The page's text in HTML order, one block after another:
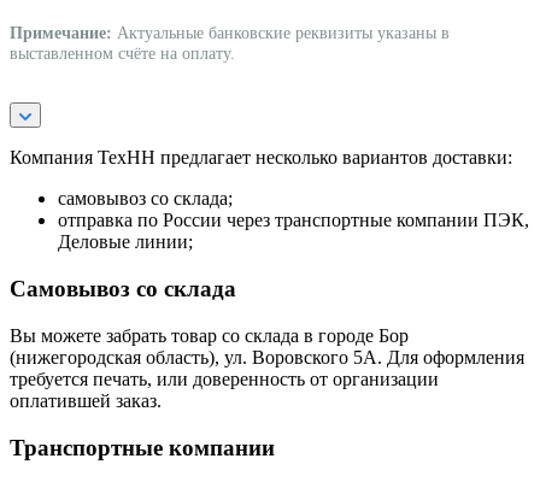
Примечание: Актуальные банковские реквизиты указаны в
выставленном счёте на оплату.
Компания ТехНН предлагает несколько вариантов доставки:
самовывоз со склада;
отправка по России через транспортные компании ПЭК,
Деловые линии;
Самовывоз со склада
Вы можете забрать товар со склада в городе Бор
(нижегородская область), ул. Воровского 5А. Для оформления
требуется печать, или доверенность от организации
оплатившей заказ.
Транспортные компании